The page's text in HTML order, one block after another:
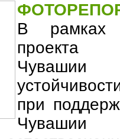
В рамках
проекта
Чувашии
при